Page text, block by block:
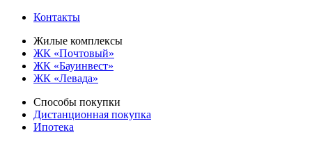
Контакты
Жилые комплексы
ЖК «Почтовый»
ЖК «Бауинвест»
ЖК «Левада»
Способы покупки
Дистанционная покупка
Ипотека